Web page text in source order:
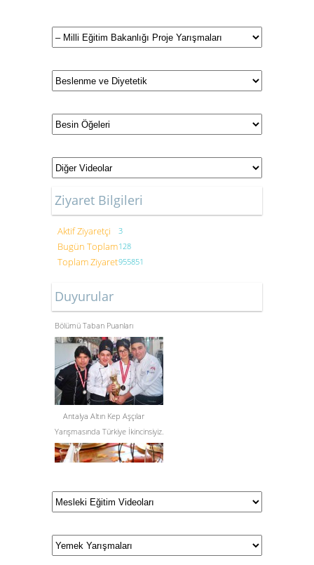
Ziyaret Bilgileri
Aktif Ziyaretçi 3
Bugün Toplam128
Toplam Ziyaret955851
Duyurular
Gastronomi ve Mutfak Sanatları
Bölümü Taban Puanları
Antalya Altın Kep Aşçılar
Yarışmasında Türkiye İkincinsiyiz.
Yiyecek İçecek Hizmetleri Alanı